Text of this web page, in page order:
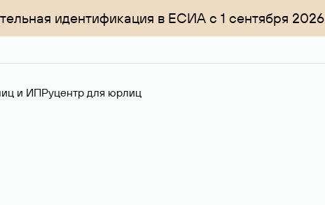
идентификация в ЕСИА с 1 сентября 2026
и ИПРуцентр для юрлиц